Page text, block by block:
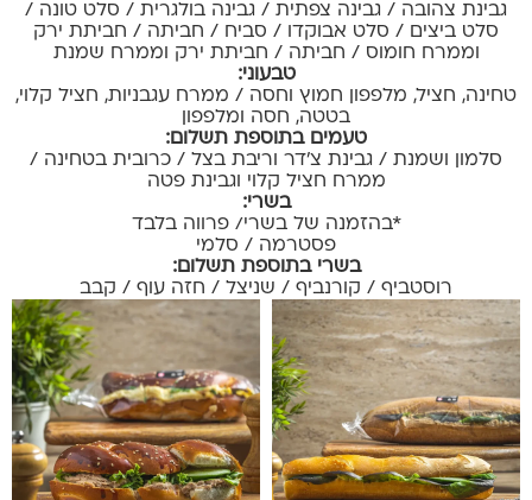
גבינת צהובה / גבינה צפתית / גבינה בולגרית / סלט טונה /
סלט ביצים / סלט אבוקדו / סביח / חביתה / חביתת ירק
וממרח חומוס / חביתה / חביתת ירק וממרח שמנת
טבעוני:
טחינה, חציל, מלפפון חמוץ וחסה / ממרח עגבניות, חציל קלוי,
בטטה, חסה ומלפפון
טעמים בתוספת תשלום:
סלמון ושמנת / גבינת צ'דר וריבת בצל / כרובית בטחינה /
ממרח חציל קלוי וגבינת פטה
בשרי:
*בהזמנה של בשרי/ פרווה בלבד
פסטרמה / סלמי
בשרי בתוספת תשלום:
רוסטביף / קורנביף / שניצל / חזה עוף / קבב